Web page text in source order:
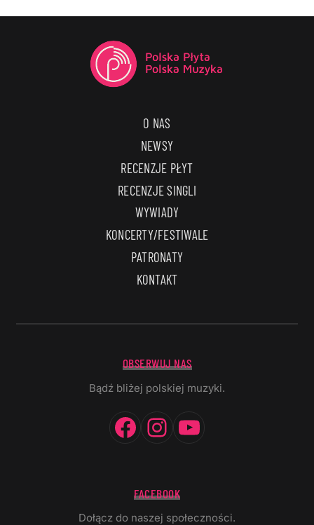
O NAS
NEWSY
RECENZJE PŁYT
RECENZJE SINGLI
WYWIADY
KONCERTY/FESTIWALE
PATRONATY
KONTAKT
OBSERWUJ NAS
Bądź bliżej polskiej muzyki.
Facebook
Instagram
FACEBOOK
Dołącz do naszej społeczności.